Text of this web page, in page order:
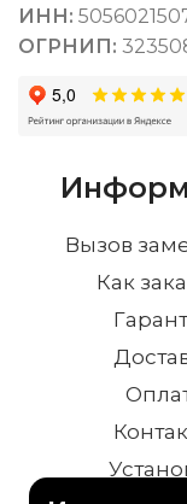
ИНН:
ОГРНИП:
Вызов
Как